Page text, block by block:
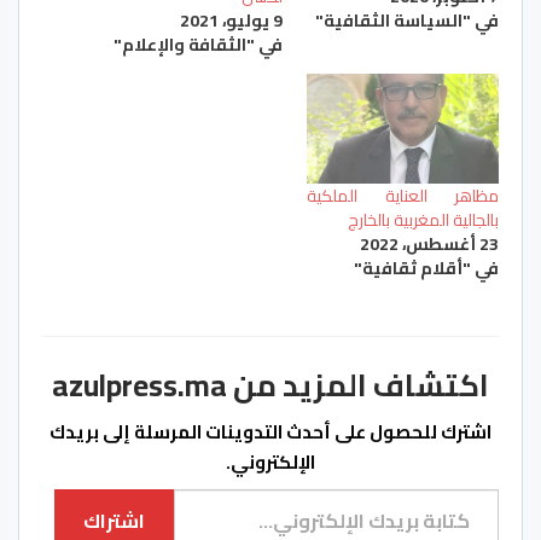
في "السياسة الثقافية" 9 يوليو، 2021
في "الثقافة والإعلام"
مظاهر العناية الملكية
بالجالية المغربية بالخارج
23 أغسطس، 2022
في "أقلام ثقافية"
اكتشاف المزيد من azulpress.ma
اشترك للحصول على أحدث التدوينات المرسلة إلى بريدك
الإلكتروني.
كتابة بريدك الإلكتروني...
اشتراك